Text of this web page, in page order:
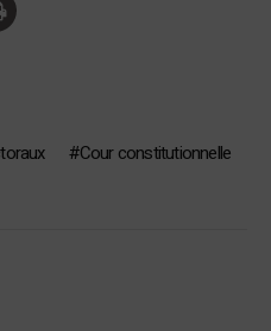
Cour constitutionnelle